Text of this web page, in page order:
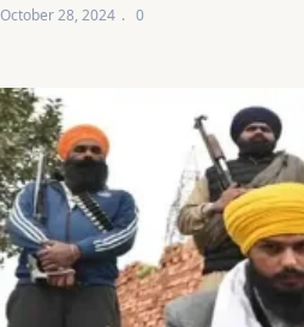
October 28, 2024 0